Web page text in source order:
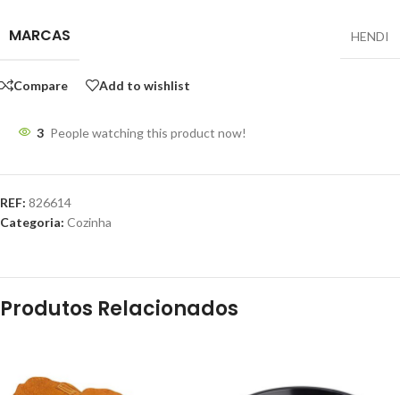
MARCAS HENDI
Compare Add to wishlist
3 People watching this product now!
REF: 826614
Categoria: Cozinha
Produtos Relacionados